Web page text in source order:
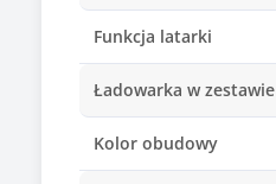
Funkcja latarki
Ładowarka w zestawie
Kolor obudowy